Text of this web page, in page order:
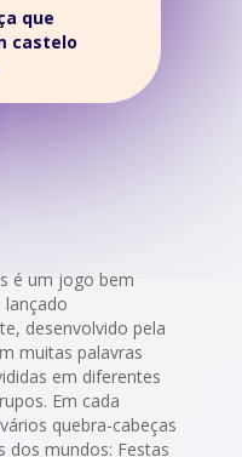
que
castelo
é um jogo bem
lançado
desenvolvido pela
muitas palavras
em diferentes
Em cada
quebra-cabeças
dos mundos: Festas